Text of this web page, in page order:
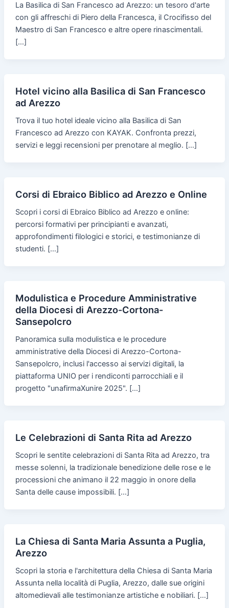
La Basilica di San Francesco ad Arezzo: un tesoro d'arte
con gli affreschi di Piero della Francesca, il Crocifisso del
Maestro di San Francesco e altre opere rinascimentali.
[…]
Hotel vicino alla Basilica di San Francesco
ad Arezzo
Trova il tuo hotel ideale vicino alla Basilica di San
Francesco ad Arezzo con KAYAK. Confronta prezzi,
servizi e leggi recensioni per prenotare al meglio. […]
Corsi di Ebraico Biblico ad Arezzo e Online
Scopri i corsi di Ebraico Biblico ad Arezzo e online:
percorsi formativi per principianti e avanzati,
approfondimenti filologici e storici, e testimonianze di
studenti. […]
Modulistica e Procedure Amministrative
della Diocesi di Arezzo-Cortona-
Sansepolcro
Panoramica sulla modulistica e le procedure
amministrative della Diocesi di Arezzo-Cortona-
Sansepolcro, inclusi l'accesso ai servizi digitali, la
piattaforma UNIO per i rendiconti parrocchiali e il
progetto "unafirmaXunire 2025". […]
Le Celebrazioni di Santa Rita ad Arezzo
Scopri le sentite celebrazioni di Santa Rita ad Arezzo, tra
messe solenni, la tradizionale benedizione delle rose e le
processioni che animano il 22 maggio in onore della
Santa delle cause impossibili. […]
La Chiesa di Santa Maria Assunta a Puglia,
Arezzo
Scopri la storia e l'architettura della Chiesa di Santa Maria
Assunta nella località di Puglia, Arezzo, dalle sue origini
altomedievali alle testimonianze artistiche e nobiliari. […]